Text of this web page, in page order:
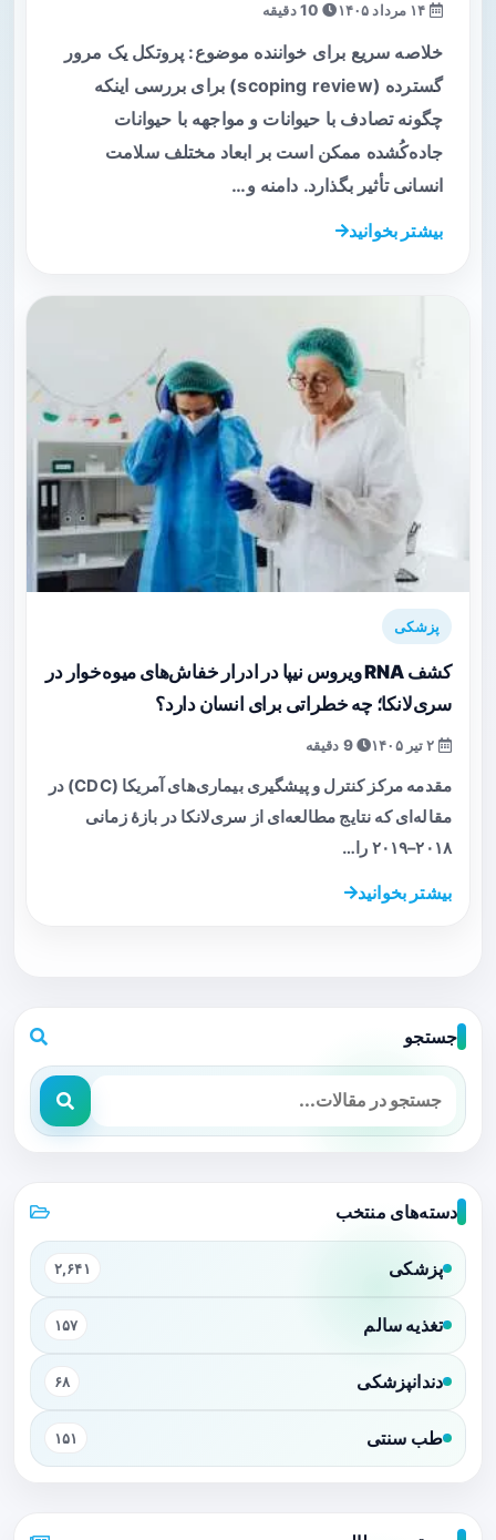
10 دقیقه
خلاصه سریع برای خواننده موضوع: پروتکل یک مرور
گسترده (scoping review) برای بررسی اینکه
چگونه تصادف با حیوانات و مواجهه با حیوانات
جاده‌کُشده ممکن است بر ابعاد مختلف سلامت
انسانی تأثیر بگذارد. دامنه و…
بیشتر بخوانید
پزشکی
کشف RNA ویروس نیپا در ادرار خفاش‌های میوه‌خوار در
سری‌لانکا؛ چه خطراتی برای انسان دارد؟
9 دقیقه
مقدمه مرکز کنترل و پیشگیری بیماری‌های آمریکا (CDC) در
مقاله‌ای که نتایج مطالعه‌ای از سری‌لانکا در بازهٔ زمانی
۲۰۱۸–۲۰۱۹ را…
بیشتر بخوانید
جستجو
دسته‌های منتخب
پزشکی ۲,۶۴۱
تغذیه سالم ۱۵۷
دندانپزشکی ۶۸
طب سنتی ۱۵۱